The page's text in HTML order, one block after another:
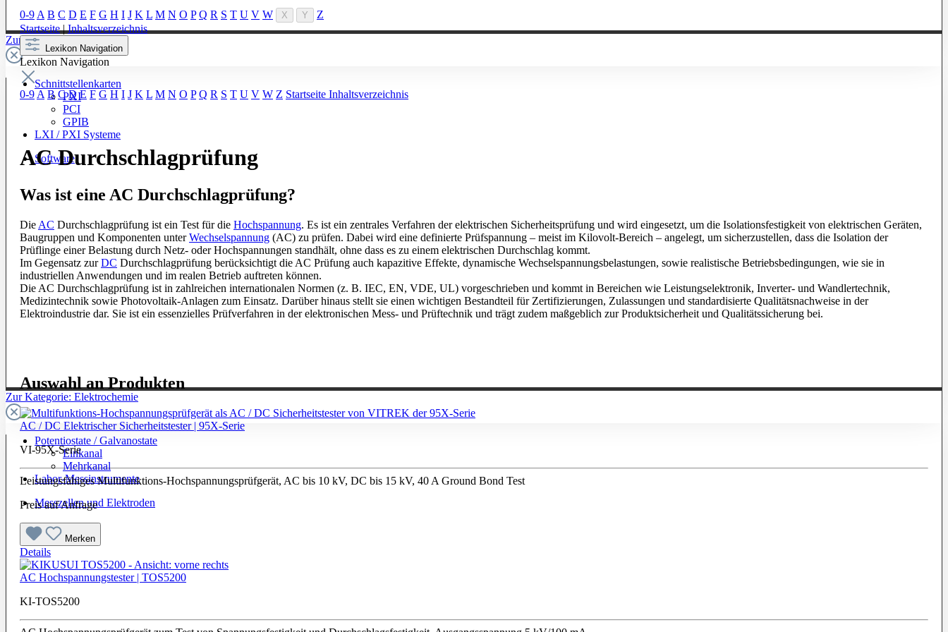
Zur Kategorie: Testsysteme
Schnittstellenkarten
PXI
PCI
GPIB
LXI / PXI Systeme
Software
Zur Kategorie: Elektrochemie
Potentiostate / Galvanostate
Einkanal
Mehrkanal
Labor-Messinstrumente
Messzellen und Elektroden
0-9A B C D E F G H I J K L M N O P Q R S T U V W X Y
Z
Startseite|Inhaltsverzeichnis
Lexikon Navigation
Lexikon Navigation
0-9A B C D E F G H I J K L M N O P Q R S T U V W Z Startseite Inhaltsverzeichnis
AC Durchschlagprüfung
Was ist eine AC Durchschlagprüfung?
Die AC Durchschlagprüfung ist ein Test für die Hochspannung. Es ist ein zentrales Verfahren der elektrischen Sicherheitsprüfung und wird eingesetzt, um die Isolationsfestigkeit von elektrischen Geräten,
Baugruppen und Komponenten unterWechselspannung (AC) zu prüfen. Dabei wird eine definierte Prüfspannung – meist im Kilovolt-Bereich – angelegt, um sicherzustellen, dass die Isolation der
Prüflinge einer Belastung durch Netz- oder Hochspannungen standhält, ohne dass es zu einem elektrischen Durchschlag kommt.
Im Gegensatz zurDC Durchschlagprüfung berücksichtigt die AC Prüfung auch kapazitive Effekte, dynamische Wechselspannungsbelastungen, sowie realistische Betriebsbedingungen, wie sie in
industriellen Anwendungen und im realen Betrieb auftreten können.
Die AC Durchschlagprüfung ist in zahlreichen internationalen Normen (z. B. IEC, EN, VDE, UL) vorgeschrieben und kommt in Bereichen wie Leistungselektronik, Inverter- und Wandlertechnik,
Medizintechnik sowie Photovoltaik-Anlagen zum Einsatz. Darüber hinaus stellt sie einen wichtigen Bestandteil für Zertifizierungen, Zulassungen und standardisierte Qualitätsnachweise in der
Elektroindustrie dar. Sie ist ein essenzielles Prüfverfahren in der elektronischen Mess- und Prüftechnik und trägt zudem maßgeblich zur Produktsicherheit und Qualitätssicherung bei.
Auswahl an Produkten
AC / DC Elektrischer Sicherheitstester | 95X-Serie
VI-95X-Serie
Leistungsfähiges Multifunktions-Hochspannungsprüfgerät, AC bis 10 kV, DC bis 15 kV, 40 A Ground Bond Test
Preis auf Anfrage
Merken
Details
AC Hochspannungstester | TOS5200
KI-TOS5200